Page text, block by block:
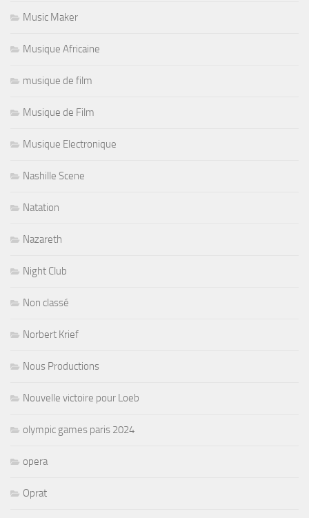
Music Maker
Musique Africaine
musique de film
Musique de Film
Musique Electronique
Nashille Scene
Natation
Nazareth
Night Club
Non classé
Norbert Krief
Nous Productions
Nouvelle victoire pour Loeb
olympic games paris 2024
opera
Oprat